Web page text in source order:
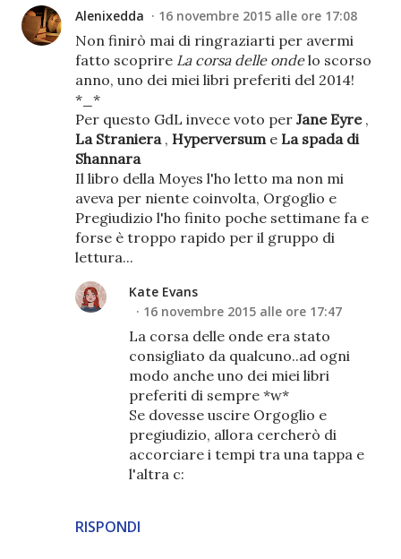
Alenixedda 16 novembre 2015 alle ore 17:08
Non finirò mai di ringraziarti per avermi
fatto scoprire La corsa delle ondelo scorso
anno, uno dei miei libri preferiti del 2014!
*_*
Per questo GdL invece voto per Jane Eyre ,
La Straniera , Hyperversum e La spada di
Shannara
Il libro della Moyes l'ho letto ma non mi
aveva per niente coinvolta, Orgoglio e
Pregiudizio l'ho finito poche settimane fa e
forse è troppo rapido per il gruppo di
lettura...
RISPONDI
Kate Evans
16 novembre 2015 alle ore 17:47
La corsa delle onde era stato
consigliato da qualcuno..ad ogni
modo anche uno dei miei libri
preferiti di sempre *w*
Se dovesse uscire Orgoglio e
pregiudizio, allora cercherò di
accorciare i tempi tra una tappa e
l'altra c: